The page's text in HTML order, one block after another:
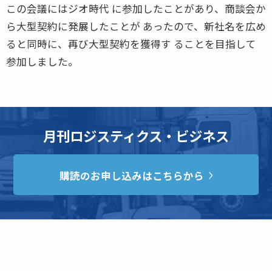
この会議にはジオ時代 に参加したことがあり、商談会か
ら大型契約に発展したことが あったので、新社名を広め
ると同時に、再び大型契約を獲得す ることを目指して
参加しました。
月刊ロジスティクス・ビジネス
購読のお申し込みはこちらから